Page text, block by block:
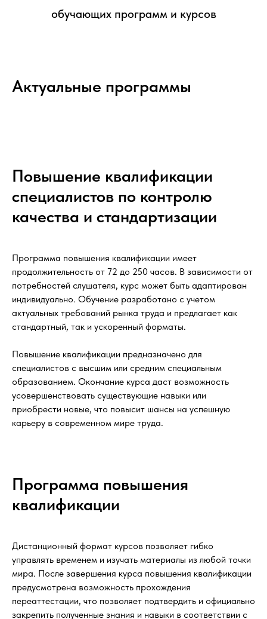
обучающих программ и курсов
Актуальные программы
Повышение квалификации
специалистов по контролю
качества и стандартизации
Программа повышения квалификации имеет
продолжительность от 72 до 250 часов. В зависимости от
потребностей слушателя, курс может быть адаптирован
индивидуально. Обучение разработано с учетом
актуальных требований рынка труда и предлагает как
стандартный, так и ускоренный форматы.
Повышение квалификации предназначено для
специалистов с высшим или средним специальным
образованием. Окончание курса даст возможность
усовершенствовать существующие навыки или
приобрести новые, что повысит шансы на успешную
карьеру в современном мире труда.
Программа повышения
квалификации
Дистанционный формат курсов позволяет гибко
управлять временем и изучать материалы из любой точки
мира. После завершения курса повышения квалификации
предусмотрена возможность прохождения
переаттестации, что позволяет подтвердить и официально
закрепить полученные знания и навыки в соответствии с